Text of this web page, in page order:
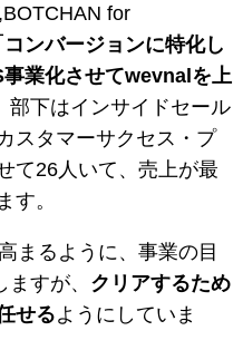
for
コンバージョンに特化し
業化させてwevnalを上
部下はインサイドセール
スタマーサクセス・プ
て26人いて、売上が最
す。
まるように、事業の目
すが、 クリアするため
せるようにしていま